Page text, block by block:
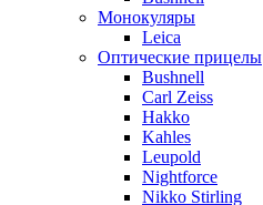
Монокуляры
Leica
Оптические прицелы
Bushnell
Carl Zeiss
Hakko
Kahles
Leupold
Nightforce
Nikko Stirling